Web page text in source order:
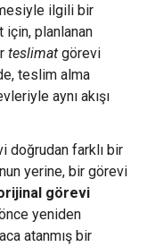
ilgili bir
planlanan
teslimat görevi
teslim alma
aynı akışı
doğrudan farklı bir
yerine, bir görevi
görevi
yeniden
atanmış bir